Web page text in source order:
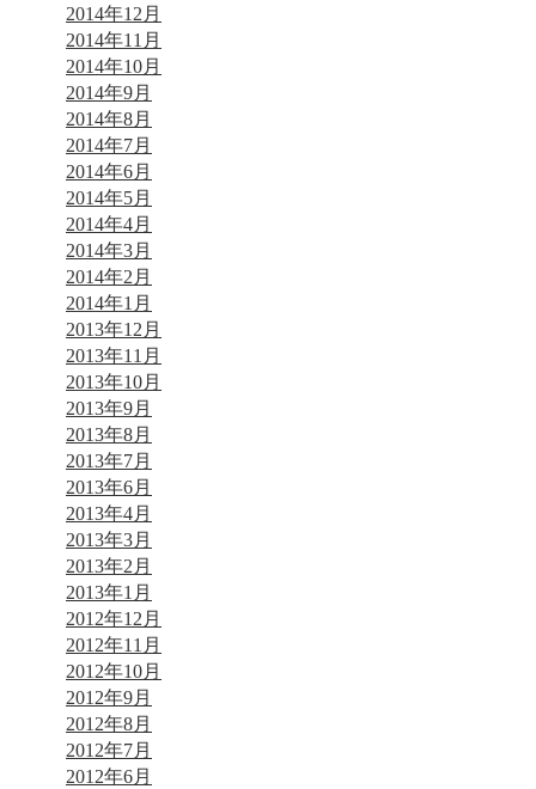
2014年12月
2014年11月
2014年10月
2014年9月
2014年8月
2014年7月
2014年6月
2014年5月
2014年4月
2014年3月
2014年2月
2014年1月
2013年12月
2013年11月
2013年10月
2013年9月
2013年8月
2013年7月
2013年6月
2013年4月
2013年3月
2013年2月
2013年1月
2012年12月
2012年11月
2012年10月
2012年9月
2012年8月
2012年7月
2012年6月